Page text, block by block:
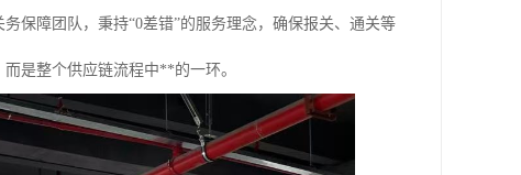
保障团队，秉持“0差错”的服务理念，确保报关、通关等
是整个供应链流程中**的一环。